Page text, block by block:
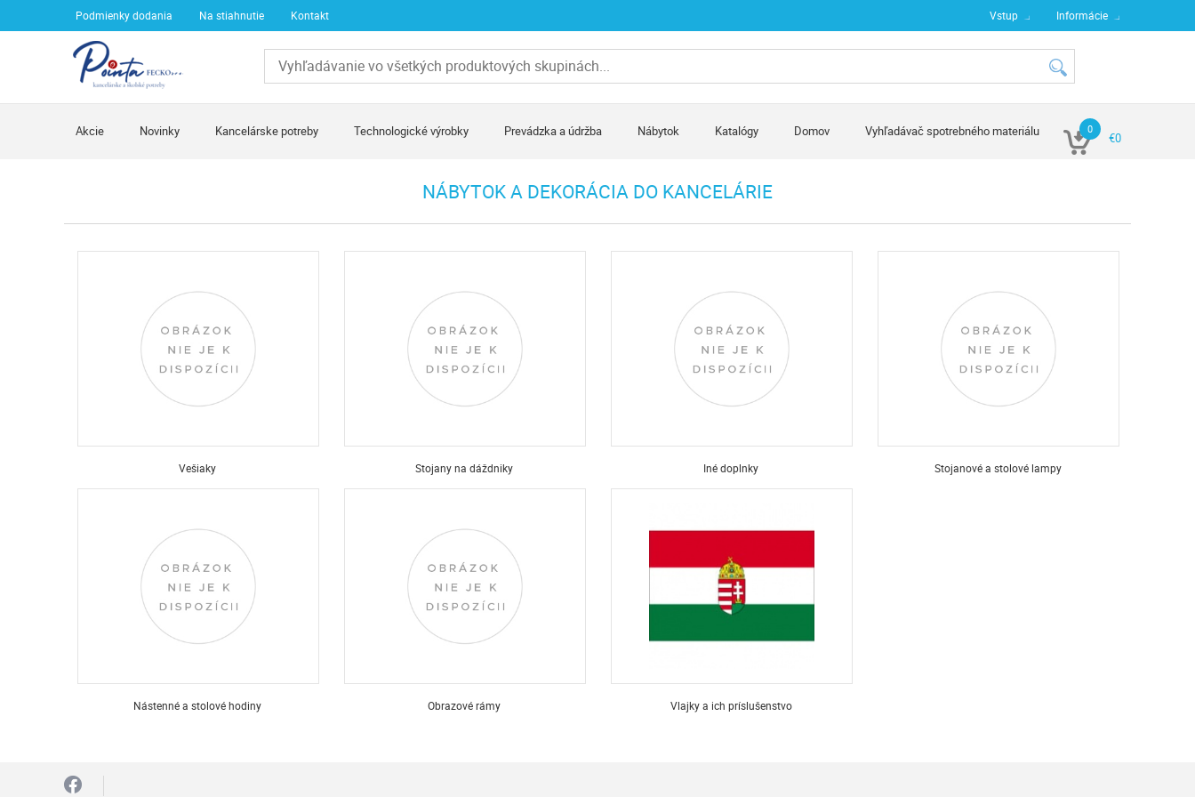
Podmienky dodania Na stiahnutie Kontakt Vstup Informácie
0
€0
Akcie Novinky Kancelárske potreby Technologické výrobky Prevádzka a údržba Nábytok Katalógy Domov Vyhľadávač spotrebného materiálu
NÁBYTOK A DEKORÁCIA DO KANCELÁRIE
Vešiaky Stojany na dáždniky Iné doplnky Stojanové a stolové lampy
Nástenné a stolové hodiny Obrazové rámy Vlajky a ich príslušenstvo